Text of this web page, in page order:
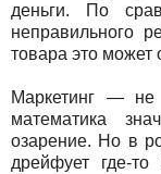
деньги. По
неправильного
товара это может
Маркетинг —
математика
озарение. Но в
дрейфует где-